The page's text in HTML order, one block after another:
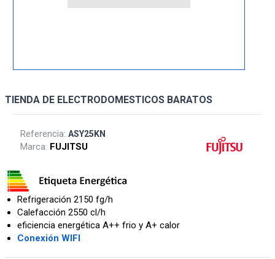
TIENDA DE ELECTRODOMESTICOS BARATOS
Referencia:ASY25KN
Marca: FUJITSU
Refrigeración 2150 fg/h
Calefacción 2550 cl/h
eficiencia energética A++ frio y A+ calor
Conexión WIFI